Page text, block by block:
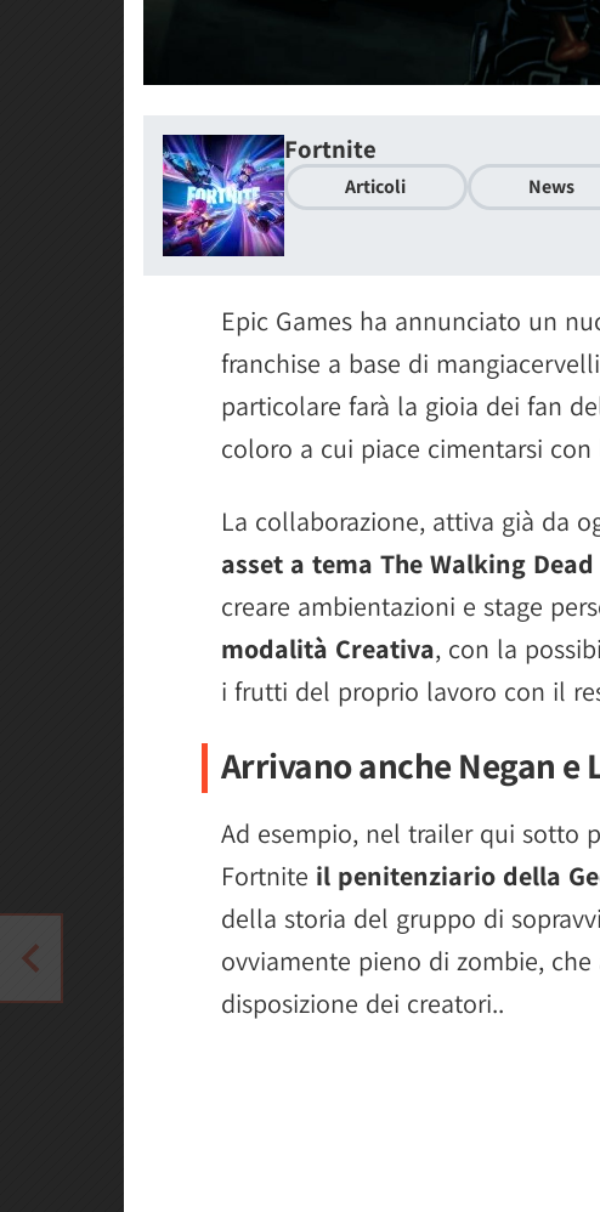
Fortnite
Articoli News
Epic Games ha annunciato un
franchise a base di mangiacervelli
particolare farà la gioia dei fan
coloro a cui piace cimentarsi con
La collaborazione, attiva già da
asset a tema The Walking Dead
creare ambientazioni e stage
modalità Creativa, con la
i frutti del proprio lavoro con il
Arrivano anche Negan e
Ad esempio, nel trailer qui sotto
Fortnite il penitenziario della
della storia del gruppo di
ovviamente pieno di zombie,
disposizione dei creatori..